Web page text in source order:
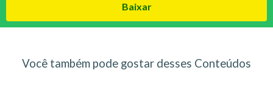
Baixar
Você também pode gostar desses Conteúdos